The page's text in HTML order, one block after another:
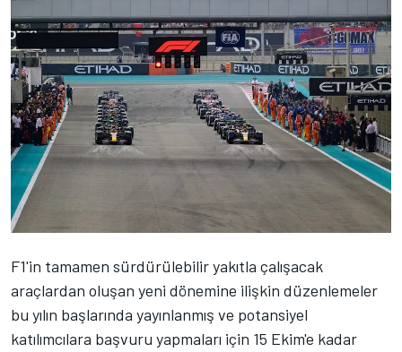
F1'in tamamen sürdürülebilir yakıtla çalışacak
araçlardan oluşan yeni dönemine ilişkin düzenlemeler
bu yılın başlarında yayınlanmış ve potansiyel
katılımcılara başvuru yapmaları için 15 Ekim'e kadar